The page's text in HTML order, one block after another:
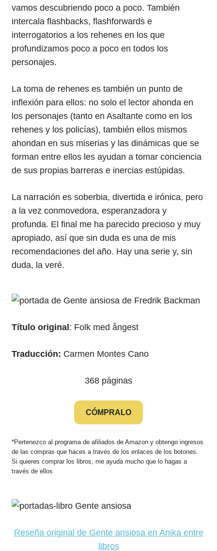
vamos descubriendo poco a poco. También
intercala flashbacks, flashforwards e
interrogatorios a los rehenes en los que
profundizamos poco a poco en todos los
personajes.
La toma de rehenes es también un punto de
inflexión para ellos: no solo el lector ahonda en
los personajes (tanto en Asaltante como en los
rehenes y los policías), también ellos mismos
ahondan en sus miserias y las dinámicas que se
forman entre ellos les ayudan a tomar conciencia
de sus propias barreras e inercias estúpidas.
La narración es soberbia, divertida e irónica, pero
a la vez conmovedora, esperanzadora y
profunda. El final me ha parecido precioso y muy
apropiado, así que sin duda es una de mis
recomendaciones del año. Hay una serie y, sin
duda, la veré.
Título original : Folk med ångest
Traducción: Carmen Montes Cano
368 páginas
CÓMPRALO
*Pertenezco al programa de afiliados de Amazon y obtengo ingresos
de las compras que haces a través de los enlaces de los botones.
Si quieres comprar los libros, me ayuda mucho que lo hagas a
través de ellos
Reseña original de Gente ansiosa en Anika entre
libros